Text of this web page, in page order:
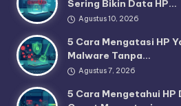
Sering Bikin Data HP…
Agustus 10, 2026
5 Cara Mengatasi HP
Malware Tanpa…
Agustus 7, 2026
5 Cara Mengetahui